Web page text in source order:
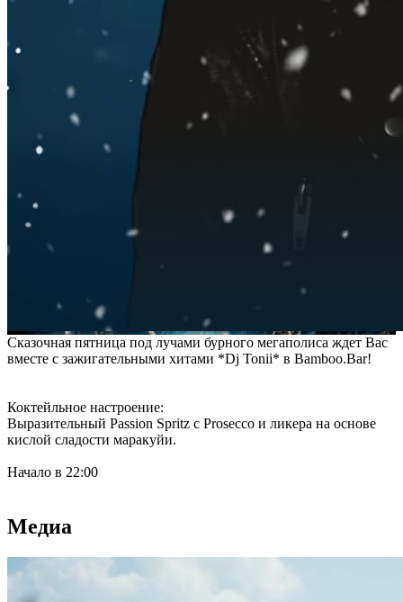
Сказочная пятница под лучами бурного мегаполиса ждет Вас
вместе с зажигательными хитами *Dj Tonii* в Bamboo.Bar!
Коктейльное настроение:
Выразительный Passion Spritz с Prosecco и ликера на основе
кислой сладости маракуйи.
Начало в 22:00
Медиа